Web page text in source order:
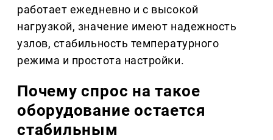
работает ежедневно и с высокой
нагрузкой, значение имеют надежность
узлов, стабильность температурного
режима и простота настройки.
Почему спрос на такое
оборудование остается
стабильным